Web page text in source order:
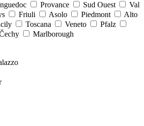
Provance Sud Ouest
Val
Friuli Asolo Piedmont
Alto
Toscana Veneto
Pfalz
Marlborough